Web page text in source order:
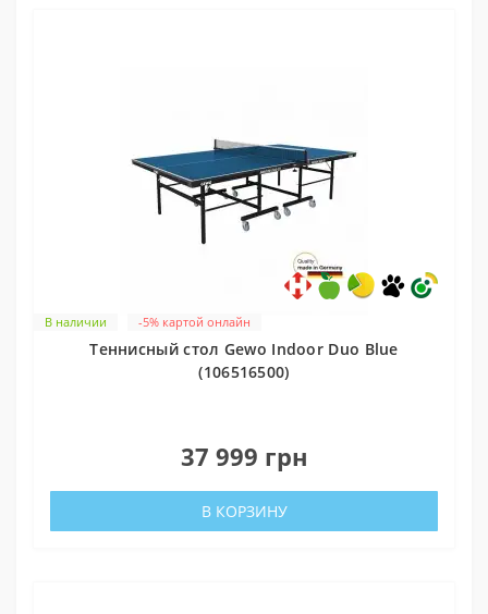
В наличии -5% картой онлайн
Теннисный стол Gewo Indoor Duo Blue
(106516500)
37 999 грн
В КОРЗИНУ